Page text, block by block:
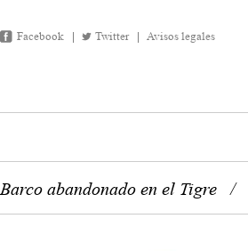
Facebook Twitter Avisos legales
Barco abandonado en el Tigre /